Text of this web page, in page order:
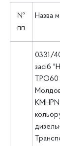
№
пп
Назва
0331/
засіб
ТРО60